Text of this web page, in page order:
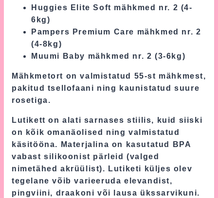
Huggies Elite Soft mähkmed nr. 2 (4-
6kg)
Pampers Premium Care mähkmed nr. 2
(4-8kg)
Muumi Baby mähkmed nr. 2 (3-6kg)
Mähkmetort on valmistatud 55-st mähkmest,
pakitud tsellofaani ning kaunistatud suure
rosetiga.
Lutikett on alati sarnases stiilis, kuid siiski
on kõik omanäolised ning valmistatud
käsitööna. Materjalina on kasutatud BPA
vabast silikoonist pärleid (valged
nimetähed akrüülist). Lutiketi küljes olev
tegelane võib varieeruda elevandist,
pingviini, draakoni või lausa ükssarvikuni.